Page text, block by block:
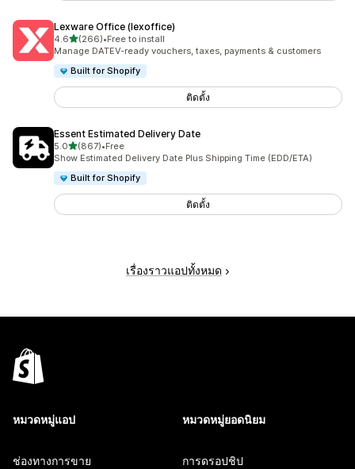
Lexware Office (lexoffice)
4.6เต็ม 5 ดาว
(266)
ทั้งหมด 266 รีวิว
•Free to install
Manage DATEV-ready vouchers, taxes, payments & customers
Built for Shopify
ติดตั้ง
Essent Estimated Delivery Date
5.0เต็ม 5 ดาว
(867)
ทั้งหมด 867 รีวิว
•Free
Show Estimated Delivery Date Plus Shipping Time (EDD/ETA)
Built for Shopify
ติดตั้ง
เรื่องราวแอปทั้งหมด
หมวดหมู่แอป
ช่องทางการขาย
หมวดหมู่ยอดนิยม
การดรอปชิป